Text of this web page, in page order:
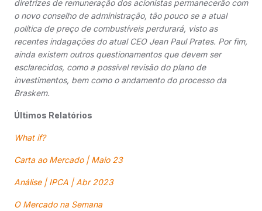
diretrizes de remuneração dos acionistas permanecerão com
o novo conselho de administração, tão pouco se a atual
política de preço de combustíveis perdurará, visto as
recentes indagações do atual CEO Jean Paul Prates. Por fim,
ainda existem outros questionamentos que devem ser
esclarecidos, como a possível revisão do plano de
investimentos, bem como o andamento do processo da
Braskem.
Últimos Relatórios
What if?
Carta ao Mercado | Maio 23
Análise | IPCA | Abr 2023
O Mercado na Semana